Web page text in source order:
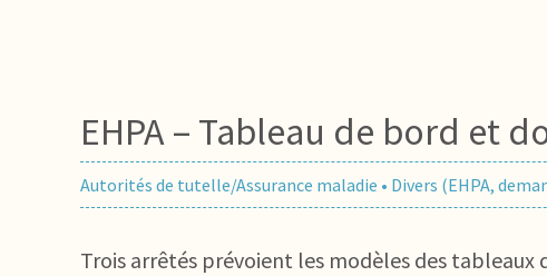
EHPA – Tableau de bord
Autorités de tutelle/Assurance maladie • Divers (EHPA,
Trois arrêtés prévoient les modèles des